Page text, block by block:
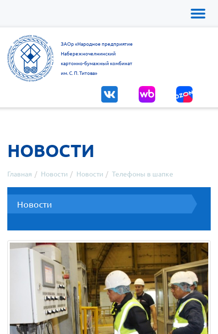
Toggle
ЗАОр «Народное предприятие
Набережночелнинский
картонно-бумажный комбинат
им. С. П. Титова»
НОВОСТИ
Главная Новости Новости Телефоны в шапке
Новости